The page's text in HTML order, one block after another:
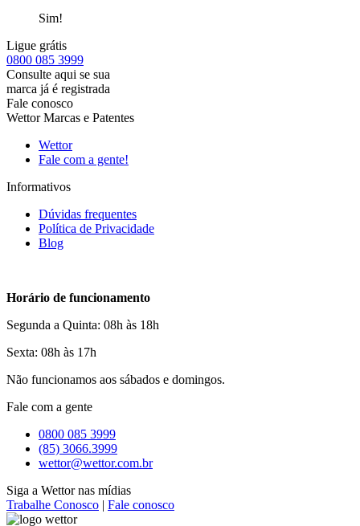
Sim!
Ligue grátis
0800 085 3999
Consulte aqui se sua
marca já é registrada
Fale conosco
Wettor Marcas e Patentes
Wettor
Fale com a gente!
Informativos
Dúvidas frequentes
Política de Privacidade
Blog
Horário de funcionamento
Segunda a Quinta: 08h às 18h
Sexta: 08h às 17h
Não funcionamos aos sábados e domingos.
Fale com a gente
0800 085 3999
(85) 3066.3999
wettor@wettor.com.br
Siga a Wettor nas mídias
Trabalhe Conosco | Fale conosco